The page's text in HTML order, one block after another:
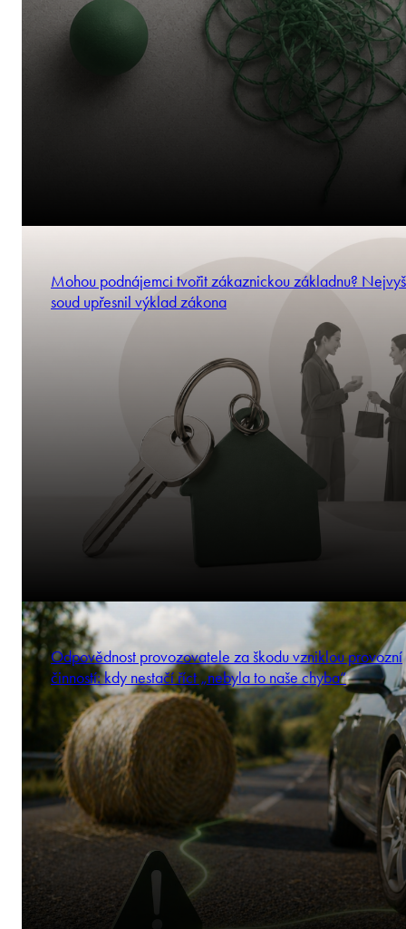
Mohou podnájemci tvořit zákaznickou základnu?
soud upřesnil výklad zákona
Odpovědnost provozovatele za škodu vzniklou provozní
činností: kdy nestačí říct „nebyla to naše chyba“